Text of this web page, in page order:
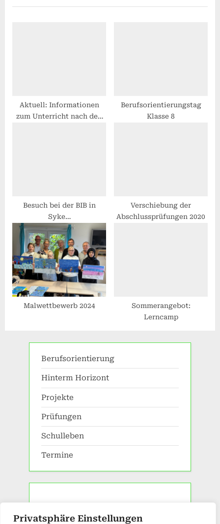
Privatsphäre Einstellungen
o
:
t
Aktuell: Informationen
zum Unterricht nach den
Berufsorientierungstag
Klasse 8
Besuch bei der BIB in
Syke…
Verschiebung der
Abschlussprüfungen 2020
Malwettbewerb 2024
Sommerangebot:
Lerncamp
Berufsorientierung
Hinterm Horizont
Projekte
Prüfungen
Schulleben
Termine